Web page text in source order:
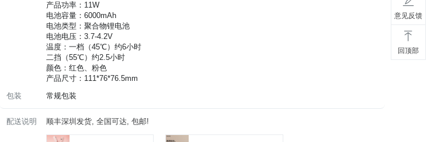
产品功率：11W
电池容量：6000mAh
电池类型：聚合物锂电池
电池电压：3.7-4.2V
温度：一档（45℃）约6小时
二挡（55℃）约2.5小时
颜色：红色、粉色
产品尺寸：111*76*76.5mm
包装
常规包装
配送说明 顺丰深圳发货, 全国可达, 包邮!
意见反馈
回顶部